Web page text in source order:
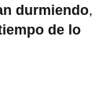
durmiendo,
de lo